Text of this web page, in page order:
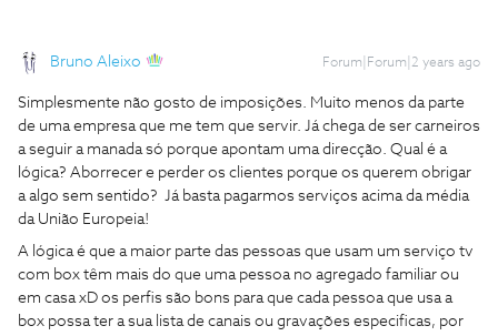
Bruno Aleixo Forum|Forum|2 years ago
Simplesmente não gosto de imposições. Muito menos da parte
de uma empresa que me tem que servir. Já chega de ser carneiros
a seguir a manada só porque apontam uma direcção. Qual é a
lógica? Aborrecer e perder os clientes porque os querem obrigar
a algo sem sentido? Já basta pagarmos serviços acima da média
da União Europeia!
A lógica é que a maior parte das pessoas que usam um serviço tv
com box têm mais do que uma pessoa no agregado familiar ou
em casa xD os perfis são bons para que cada pessoa que usa a
box possa ter a sua lista de canais ou gravações especificas, por